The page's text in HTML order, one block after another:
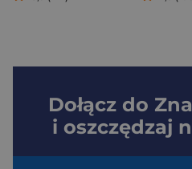
Dołącz do
i oszczędzaj